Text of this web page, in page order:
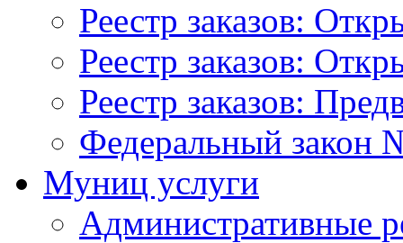
Реестр заказов:
Реестр заказов:
Реестр заказов:
Федеральный закон
Муниц услуги
Административные